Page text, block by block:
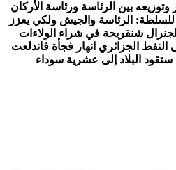
وتوزيعه بين الرئاسة ورئاسة الأركان
الرئاسة والجيش ولكي يعزز
شنقريحة في شراء الولاءات
الجزائري انهار فجأة فاندلعت
البلاد إلى عشرية سوداء